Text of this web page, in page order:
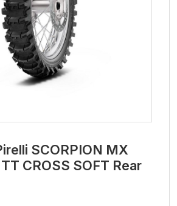
SCORPION MX
CROSS SOFT Rear